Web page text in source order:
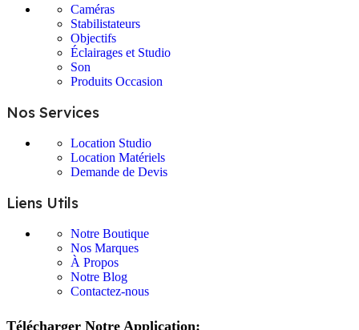
Caméras
Stabilistateurs
Objectifs
Éclairages et Studio
Son
Produits Occasion
Nos Services
Location Studio
Location Matériels
Demande de Devis
Liens Utils
Notre Boutique
Nos Marques
À Propos
Notre Blog
Contactez-nous
Télécharger Notre Application: